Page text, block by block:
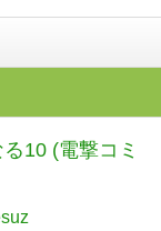
10 (電撃コミ